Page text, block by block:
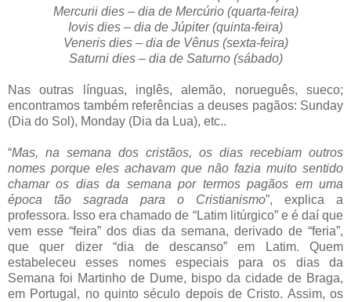
Mercurii dies – dia de Mercúrio (quarta-feira)
Iovis dies – dia de Júpiter (quinta-feira)
Veneris dies – dia de Vênus (sexta-feira)
Saturni dies – dia de Saturno (sábado)
Nas outras línguas, inglês, alemão, norueguês, sueco;
encontramos também referências a deuses pagãos: Sunday
(Dia do Sol), Monday (Dia da Lua), etc..
“Mas, na semana dos cristãos, os dias recebiam outros
nomes porque eles achavam que não fazia muito sentido
chamar os dias da semana por termos pagãos em uma
época tão sagrada para o Cristianismo”, explica a
professora. Isso era chamado de “Latim litúrgico” e é daí que
vem esse “feira” dos dias da semana, derivado de “feria”,
que quer dizer “dia de descanso” em Latim. Quem
estabeleceu esses nomes especiais para os dias da
Semana foi Martinho de Dume, bispo da cidade de Braga,
em Portugal, no quinto século depois de Cristo. Assim, os